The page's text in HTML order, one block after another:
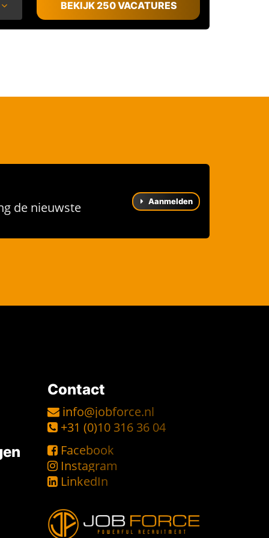
BEKIJK 250 VACATURES
de nieuwste Aanmelden
Contact
info@jobforce.nl
+31 (0)10 316 36 04
Facebook
Instagram
LinkedIn